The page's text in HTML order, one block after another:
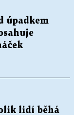
úpadkem
lidí běhá